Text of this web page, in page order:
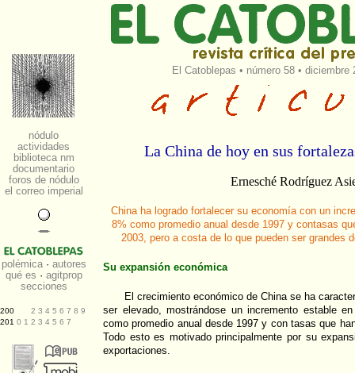
El Catoblepas • número 58• diciembre
La China de hoy en sus
Ernesché Rodríguez
China ha logrado fortalecer su economía con un
8% como promedio anual desde 1997 y contasas
2003, pero a costa de lo que pueden ser grandes
Su expansión económica
El crecimiento económico de China se ha
ser elevado, mostrándose un incremento estable
como promedio anual desde 1997 y con tasas que
Todo esto es motivado principalmente por su
exportaciones.